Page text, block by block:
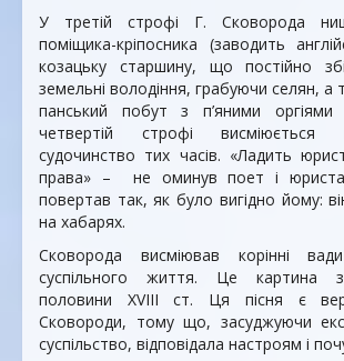
У третій строфі Г. Сковорода
поміщика-кріпосника (заводить
козацьку старшину, що постійно
земельні володіння, грабуючи селян, а
панський побут з п’яними
четвертій строфі висміюється
судочинство тих часів. «Ладить
права» – не оминув поет і
повертав так, як було вигідно йому:
на хабарях.
Сковорода висміював корінні
суспільного життя. Це картина
половини XVIII ст. Ця пісня є
Сковороди, тому що, засуджуючи
суспільство, відповідала настроям і